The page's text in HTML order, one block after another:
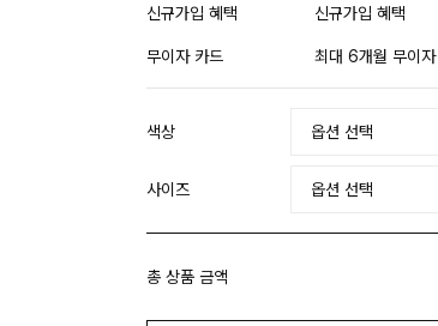
신규가입 혜택 신규가입 혜택
무이자 카드 최대 6개월 무이자
색상
사이즈
총 상품 금액